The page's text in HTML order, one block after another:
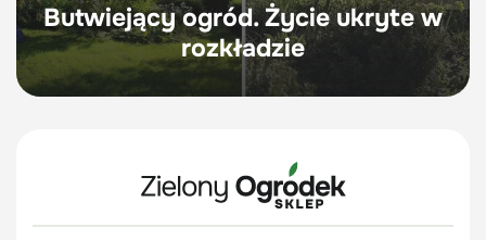
Butwiejący ogród. Życie ukryte w
rozkładzie